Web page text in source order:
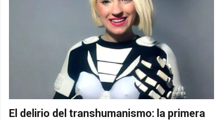
El delirio del transhumanismo: la primera